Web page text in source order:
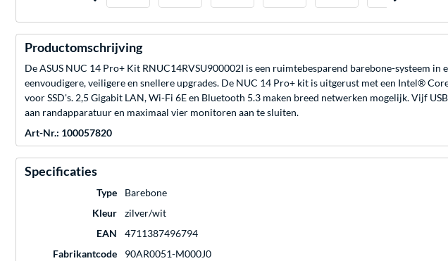
Productomschrijving
De ASUS NUC 14 Pro+ Kit RNUC14RVSU900002I is een ruimtebesparend barebone-systeem
eenvoudigere, veiligere en snellere upgrades. De NUC 14 Pro+ kit is uitgerust met een Intel®
voor SSD's. 2,5 Gigabit LAN, Wi-Fi 6E en Bluetooth 5.3 maken breed netwerken mogelijk. Vijf
aan randapparatuur en maximaal vier monitoren aan te sluiten.
Art-Nr.: 100057820
Specificaties
Type
Barebone
Kleur
zilver/wit
EAN
4711387496794
Fabrikantcode
90AR0051-M000J0